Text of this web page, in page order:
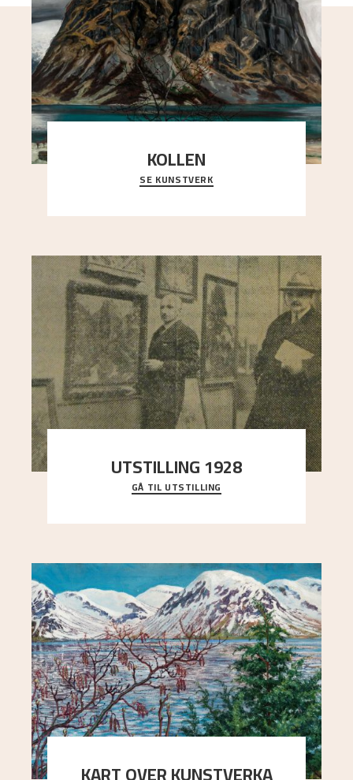
KOLLEN
Et ruvende fjell dominerer bildeflaten, og står i
sterk kontrast til det spinkle rognetreet ute
SE KUNSTVERK
UTSTILLING 1928
Då Astrup døydde i 1928, tok vennene Moritz
Kaland og Simon Thorbjørnsen initiativ til å
GÅ TIL UTSTILLING